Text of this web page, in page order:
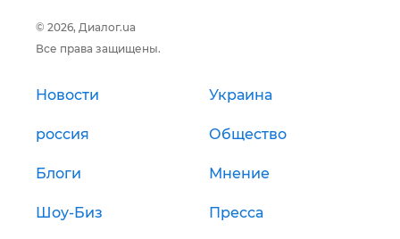
© 2026, Диалог.ua
Все права защищены.
Новости Украина
россия Общество
Блоги Мнение
Шоу-Биз Пресса